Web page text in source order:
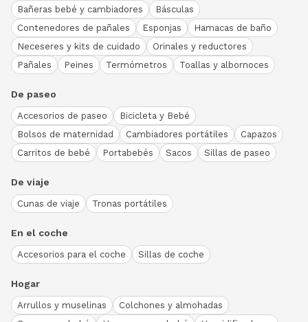
Bañeras bebé y cambiadores
Básculas
Contenedores de pañales
Esponjas
Hamacas de baño
Neceseres y kits de cuidado
Orinales y reductores
Pañales
Peines Termómetros Toallas y albornoces
De paseo
Accesorios de paseo
Bicicleta y Bebé
Bolsos de maternidad
Cambiadores portátiles
Capazos
Carritos de bebé
Portabebés Sacos Sillas de paseo
De viaje
Cunas de viaje Tronas portátiles
En el coche
Accesorios para el coche Sillas de coche
Hogar
Arrullos y muselinas
Colchones y almohadas